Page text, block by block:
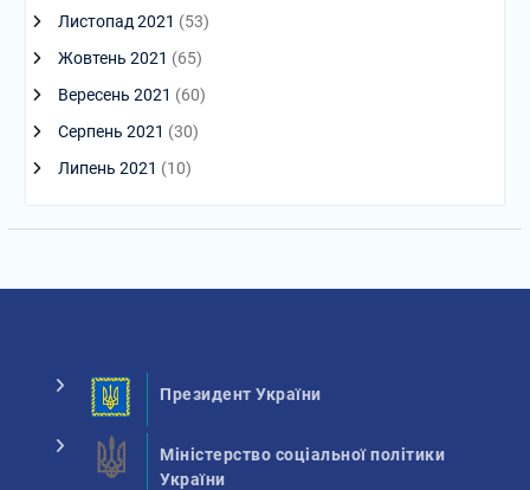
Листопад 2021 (53)
Жовтень 2021 (65)
Вересень 2021 (60)
Серпень 2021 (30)
Липень 2021 (10)
Президент України
Міністерство соціальної політики
України